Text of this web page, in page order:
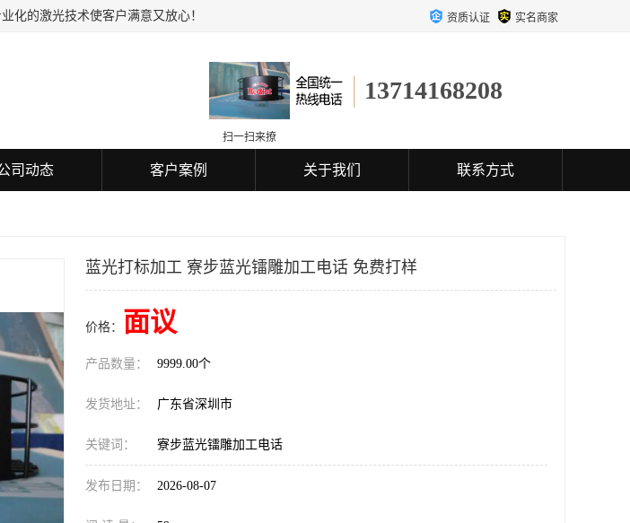
化的激光技术使客户满意又放心！ 资质认证 实名商家
13714168208
扫一扫来撩
司动态 客户案例 关于我们 联系方式
蓝光打标加工 寮步蓝光镭雕加工电话 免费打样
价格： 面议
产品数量： 9999.00个
发货地址： 广东省深圳市
关键词： 寮步蓝光镭雕加工电话
发布日期： 2026-08-07